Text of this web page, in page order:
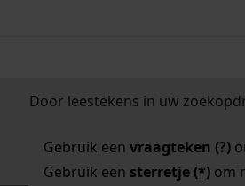
Door leestekens in uw
Gebruik een vraagteken (?)
Gebruik een sterretje (*)om